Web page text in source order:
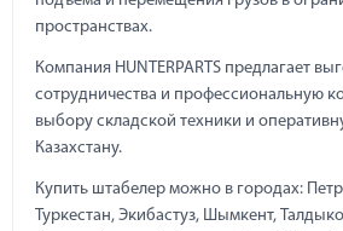
пространствах.
Компания HUNTERPARTS предлагает
сотрудничества и профессиональную
выбору складской техники и
Казахстану.
Купить штабелер можно в городах:
Туркестан, Экибастуз, Шымкент,